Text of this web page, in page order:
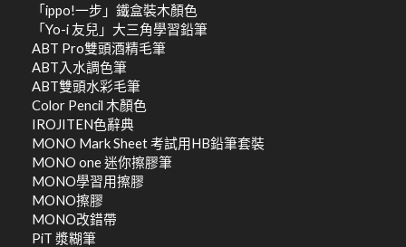
「ippo!一步」鐵盒裝木顏色
「Yo-i 友兒」大三角學習鉛筆
ABT Pro雙頭酒精毛筆
ABT入水調色筆
ABT雙頭水彩毛筆
Color Pencil 木顏色
IROJITEN色辭典
MONO Mark Sheet 考試用HB鉛筆套裝
MONO one 迷你擦膠筆
MONO學習用擦膠
MONO擦膠
MONO改錯帶
PiT 漿糊筆